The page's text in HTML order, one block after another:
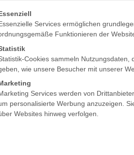
eigenen eCommerce
Realisieren auch Sie
Sie sich jetzt Ihre gratis 1-
oderservice@hutter-
Wir freuen uns auf Sie!
Satish Chandra Jha (Fashion
eine Liste der Service-Gruppen,
Services ermöglichen
Funktionieren der
Cookies sammeln Nutzungsdaten,
wie unsere Besucher mit unserer
Services werden von
personalisierte Werbung anzuzeigen.
Websites hinweg verfolgen.